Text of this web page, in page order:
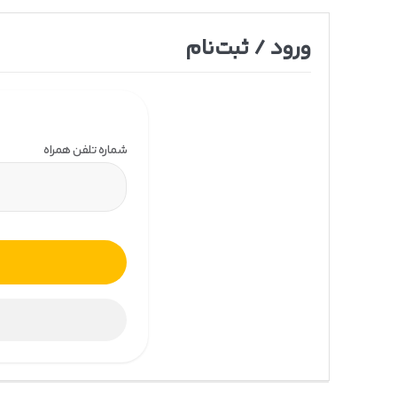
ورود / ثبت‌نام
شماره تلفن همراه